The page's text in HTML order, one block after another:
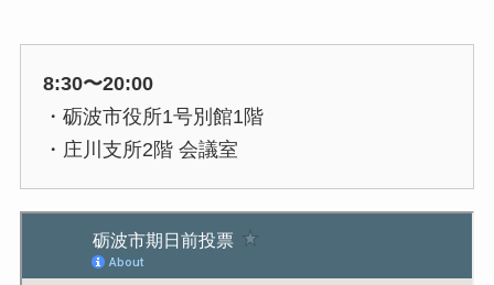
8:30〜20:00
・砺波市役所1号別館1階
・庄川支所2階 会議室